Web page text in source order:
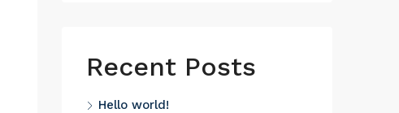
Recent Posts
Hello world!